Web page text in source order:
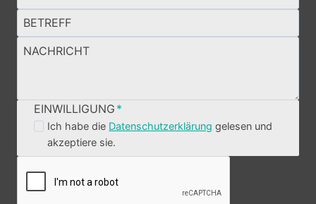
EINWILLIGUNG *
Ich habe die Datenschutzerklärung gelesen und
akzeptiere sie.